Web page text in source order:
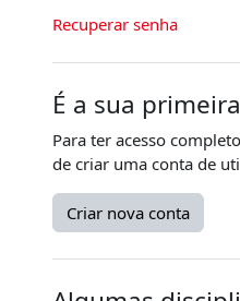
Recuperar senha
É a sua
Para ter acesso
de criar uma conta de
Criar nova conta